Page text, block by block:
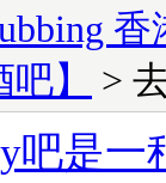
】
>
吧是一